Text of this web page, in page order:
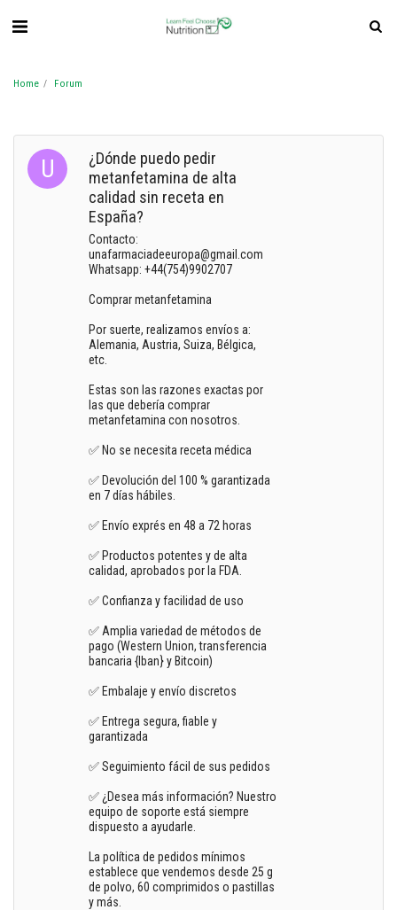
Home Forum
¿Dónde puedo pedir
metanfetamina de alta
calidad sin receta en
España?
Contacto:
unafarmaciadeeuropa@gmail.com
Whatsapp: +44(754)9902707
Comprar metanfetamina
Por suerte, realizamos envíos a:
Alemania, Austria, Suiza, Bélgica,
etc.
Estas son las razones exactas por
las que debería comprar
metanfetamina con nosotros.
✅ No se necesita receta médica
✅ Devolución del 100 % garantizada
en 7 días hábiles.
✅ Envío exprés en 48 a 72 horas
✅ Productos potentes y de alta
calidad, aprobados por la FDA.
✅ Confianza y facilidad de uso
✅ Amplia variedad de métodos de
pago (Western Union, transferencia
bancaria {Iban} y Bitcoin)
✅ Embalaje y envío discretos
✅ Entrega segura, fiable y
garantizada
✅ Seguimiento fácil de sus pedidos
✅ ¿Desea más información? Nuestro
equipo de soporte está siempre
dispuesto a ayudarle.
La política de pedidos mínimos
establece que vendemos desde 25 g
de polvo, 60 comprimidos o pastillas
y más.